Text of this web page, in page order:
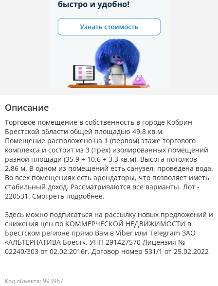
Описание
Торговое помещение в собственность в городе Кобрин
Брестской области общей площадью 49,8 кв.м.
Помещение расположено на 1 (первом) этаже торгового
комплекса и состоит из 3 (трех) изолированных помещений
разной площади (35,9 + 10,6 + 3,3 кв.м). Высота потолков -
2,86 м. В одном из помещений есть санузел, проведена вода.
Во всех помещениях есть арендаторы, что позволяет иметь
стабильный доход. Рассматриваются все варианты. Лот -
220531. Смотреть подробнее.
Здесь можно подписаться на рассылку новых предложений и
снижения цен по КОММЕРЧЕСКОЙ НЕДВИЖИМОСТИ в
Брестском регионе прямо Вам в Viber или Telegram ЗАО
«АЛЬТЕРНАТИВА Брест». УНП 291427570 Лицензия №
02240/303 от 02.02.2016г. Договор номер 531/1 от 25.02.2022
Код объекта: 993967